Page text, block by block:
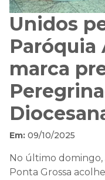
Unidos
Paróquia
marca
Em: 09/10/2025
No último
Ponta Grossa